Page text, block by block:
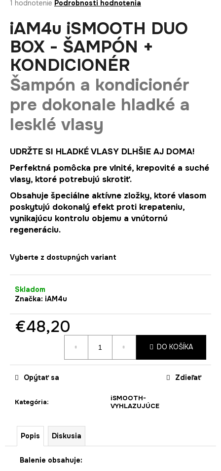
Priemerné
produktu
je
5,0
5
hviezdičiek.
1 hodnotenie Podrobnosti hodnotenia
iAM4u iSMOOTH DUO
BOX - ŠAMPÓN +
KONDICIONÉR
Šampón a kondicionér
pre dokonale hladké a
lesklé vlasy
UDRŽTE SI HLADKÉ VLASY DLHŠIE AJ DOMA!
Perfektná pomôcka pre vlnité, krepovité a suché
vlasy, ktoré potrebujú skrotiť.
Obsahuje špeciálne aktívne zložky, ktoré vlasom
poskytujú dokonalý efekt proti krepateniu,
vynikajúcu kontrolu objemu a vnútornú
regeneráciu.
Vyberte z dostupných variant
Skladom
Značka: iAM4u
€48,20
DO KOŠÍKA
Kategória:
iSMOOTH-
VYHLAZUJÚCE
Opýtať sa Zdieľať
Popis Diskusia
Balenie obsahuje:
j
s
ť
?
O
d
p
o
r
ú
č
a
e